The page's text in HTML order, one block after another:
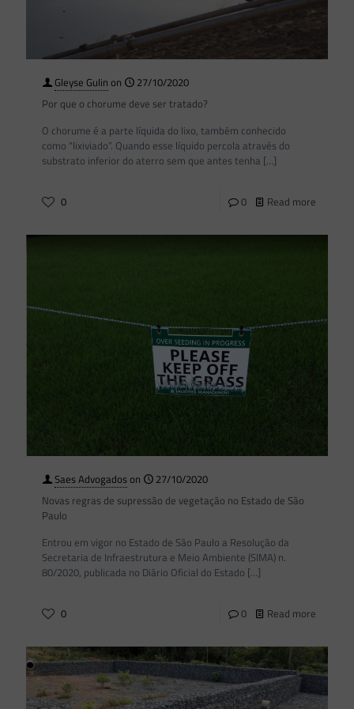
Gleyse Gulin on
27/10/2020
Por que o chorume deve ser tratado?
O chorume é a parte líquida do lixo, também conhecido
como “lixiviado”. Quando esse líquido percola através do
substrato inferior do aterro sem que antes tenha […]
0 0 Read more
Saes Advogadoson
27/10/2020
Novas regras de supressão de vegetação no Estado de São
Paulo
Entrou em vigor no Estado de São Paulo a Resolução da
Secretaria de Infraestrutura e Meio Ambiente (SIMA) n.
80/2020, publicada no Diário Oficial do Estado […]
0 0 Read more